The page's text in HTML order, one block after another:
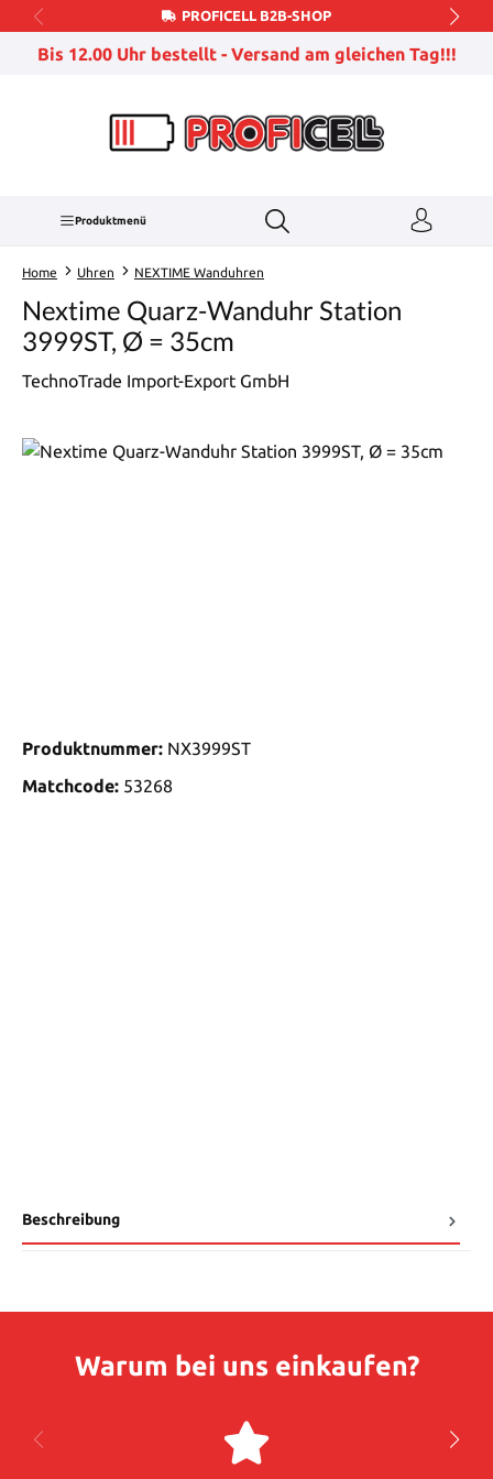
Zum Hauptinhalt springenPROFICELL B2B-SHOP
Bis 12.00 Uhr bestellt - Versand am gleichen Tag!!!
Produktmenü
Home Uhren NEXTIME Wanduhren
Nextime Quarz-Wanduhr Station
3999ST, Ø = 35cm
TechnoTrade Import-Export GmbH
Produktnummer: NX3999ST
Matchcode: 53268
Beschreibung
Warum bei uns einkaufen?